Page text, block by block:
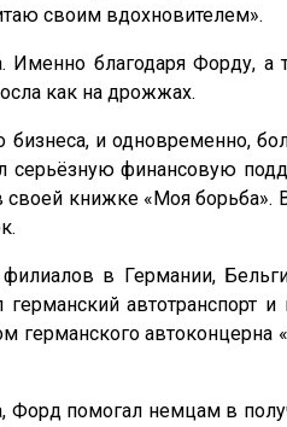
своим вдохновителем».
благодаря Форду,
как на дрожжах.
и одновременно,
финансовую
книжке «Моя
в Германии,
автотранспорт
германского
Форд помогал немцам в